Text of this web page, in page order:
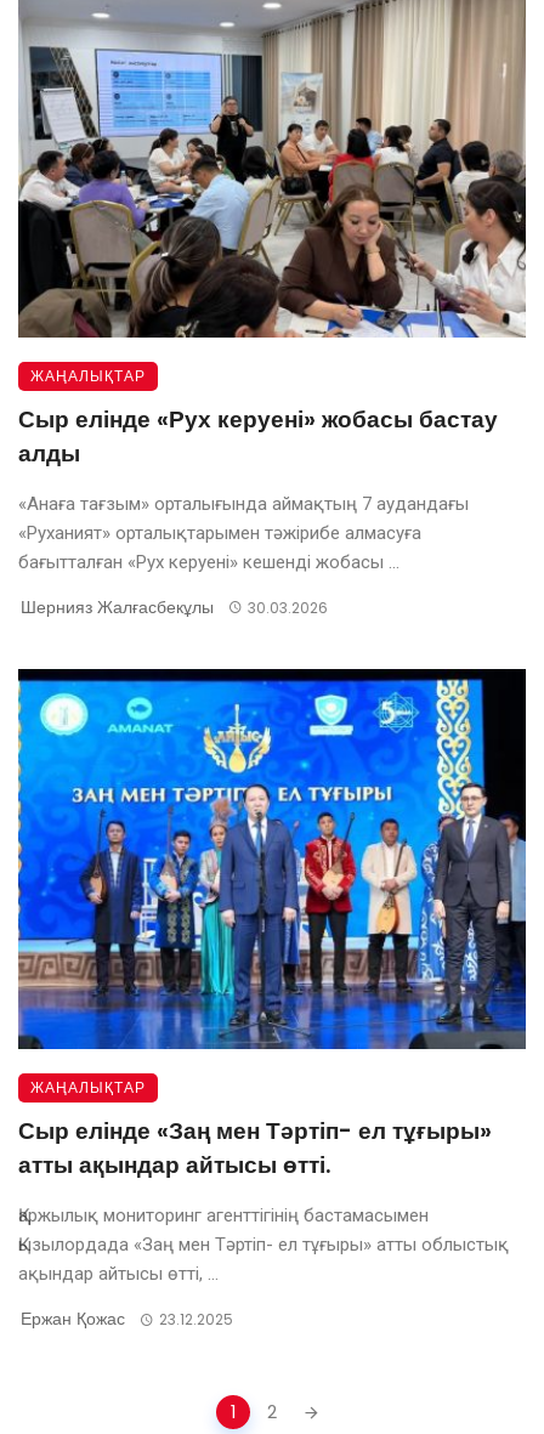
ЖАҢАЛЫҚТАР
Сыр елінде «Рух керуені» жобасы бастау
алды
«Анаға тағзым» орталығында аймақтың 7 аудандағы
«Руханият» орталықтарымен тәжірибе алмасуға
бағытталған «Рух керуені» кешенді жобасы ...
Шернияз Жалғасбекұлы 30.03.2026
ЖАҢАЛЫҚТАР
Сыр елінде «Заң мен Тәртіп- ел тұғыры»
атты ақындар айтысы өтті.
Қаржылық мониторинг агенттігінің бастамасымен
Қызылордада «Заң мен Тәртіп- ел тұғыры» атты облыстық
ақындар айтысы өтті, ...
Ержан Қожас 23.12.2025
1 2